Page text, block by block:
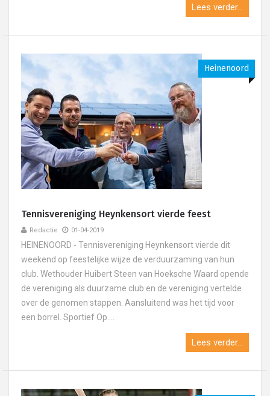
Lees verder...
Heinenoord
Tennisvereniging Heynkensort vierde feest
Redactie 01-04-2019
HEINENOORD - Tennisvereniging Heynkensort vierde dit
weekend op feestelijke wijze de verduurzaming van hun
club. Wethouder Huibert Steen van Hoeksche Waard opende
de vereniging als duurzame club en de vereniging vertelde
over de genomen stappen. Aansluitend was het tijd voor
een borrel. Sportief Op....
Lees verder...